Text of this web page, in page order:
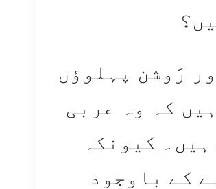
رَوشن پہلوؤں
کہ وہ عربی
کیونکہ
کے باوجود